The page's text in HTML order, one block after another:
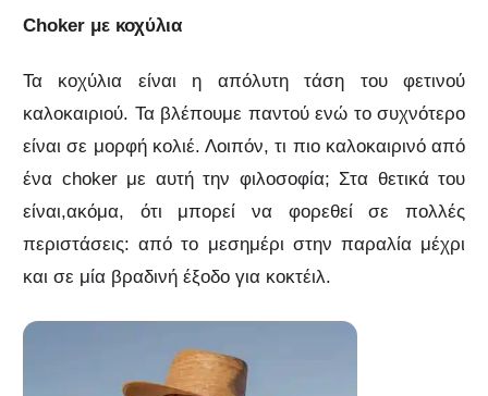
Choker με κοχύλια
Τα κοχύλια είναι η απόλυτη τάση του φετινού
καλοκαιριού. Τα βλέπουμε παντού ενώ το συχνότερο
είναι σε μορφή κολιέ. Λοιπόν, τι πιο καλοκαιρινό από
ένα choker με αυτή την φιλοσοφία; Στα θετικά του
είναι,ακόμα, ότι μπορεί να φορεθεί σε πολλές
περιστάσεις: από το μεσημέρι στην παραλία μέχρι
και σε μία βραδινή έξοδο για κοκτέιλ.